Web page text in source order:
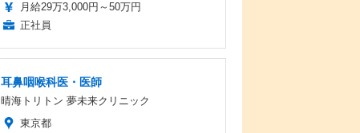
月給29万3,000円～50万円
正社員
耳鼻咽喉科医・医師
晴海トリトン 夢未来クリニック
東京都